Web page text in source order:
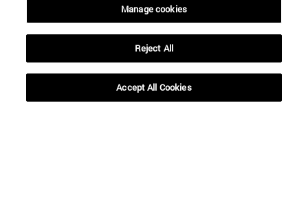
Accesos directos
(abre en nueva ventana)
Manage cookies
Reject All
Accept All Cookies